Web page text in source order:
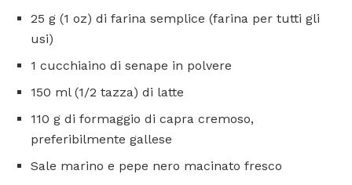
25 g (1 oz) di farina semplice (farina per tutti gli
usi)
1 cucchiaino di senape in polvere
150 ml (1/2 tazza) di latte
110 g di formaggio di capra cremoso,
preferibilmente gallese
Sale marino e pepe nero macinato fresco